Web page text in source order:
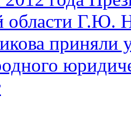
области Г.Ю.
приняли